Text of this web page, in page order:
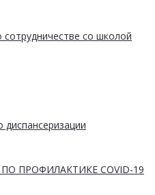
со школой
ПРОФИЛАКТИКЕ COVID-19